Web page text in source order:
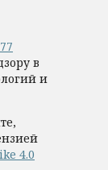
в
и
4.0